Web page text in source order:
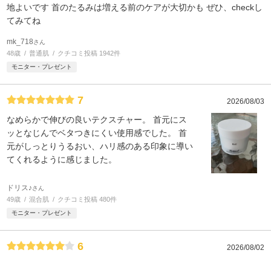
地よいです 首のたるみは増える前のケアが大切かも ぜひ、checkし
てみてね
mk_718さん
48歳 普通肌 クチコミ投稿 1942件
モニター・プレゼント
7 2026/08/03
なめらかで伸びの良いテクスチャー。 首元にス
ッとなじんでベタつきにくい使用感でした。 首
元がしっとりうるおい、ハリ感のある印象に導い
てくれるように感じました。
ドリス♪さん
49歳 混合肌 クチコミ投稿 480件
モニター・プレゼント
6 2026/08/02